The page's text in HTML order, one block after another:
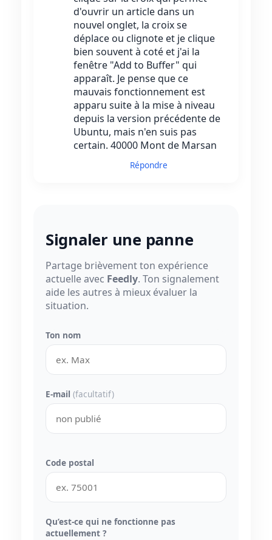
d'ouvrir un article dans un
nouvel onglet, la croix se
déplace ou clignote et je clique
bien souvent à coté et j'ai la
fenêtre "Add to Buffer" qui
apparaît. Je pense que ce
mauvais fonctionnement est
apparu suite à la mise à niveau
depuis la version précédente de
Ubuntu, mais n'en suis pas
certain. 40000 Mont de Marsan
Répondre
Signaler une panne
Partage brièvement ton expérience
actuelle avec Feedly. Ton signalement
aide les autres à mieux évaluer la
situation.
Ton nom
E-mail (facultatif)
Code postal
Qu’est-ce qui ne fonctionne pas
actuellement ?